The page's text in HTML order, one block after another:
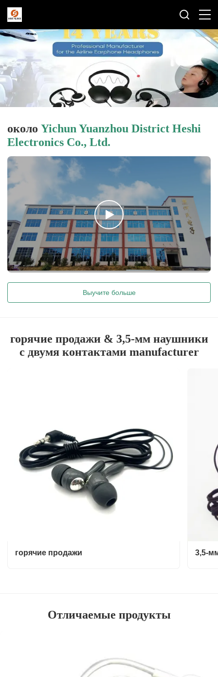
около Yichun Yuanzhou District Heshi
Electronics Co., Ltd.
Выучите больше
горячие продажи & 3,5-мм наушники
с двумя контактами manufacturer
горячие продажи 3,5-
Отличаемые продукты